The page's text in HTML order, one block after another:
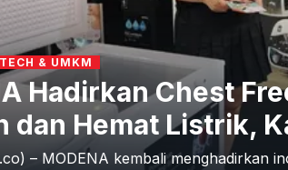
& UMKM
Hadirkan Chest
dan Hemat Listrik,
– MODENA kembali menghadirkan